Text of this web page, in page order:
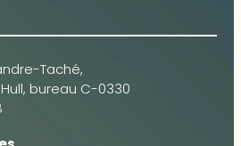
Taché,
bureau C-0330